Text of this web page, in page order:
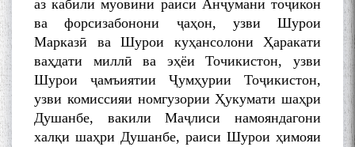
аз кабили муовини раиси Анҷумани тоҷикон
ва форсизабонони ҷаҳон, узви Шурои
Марказӣ ва Шурои куҳансолони Ҳаракати
ваҳдати миллӣ ва эҳёи Точикистон, узви
Шурои ҷамъиятии Ҷумҳурии Тоҷикистон,
узви комиссияи номгузории Ҳукумати шаҳри
Душанбе, вакили Маҷлиси намояндагони
халқи шаҳри Душанбе, раиси Шурои ҳимояи